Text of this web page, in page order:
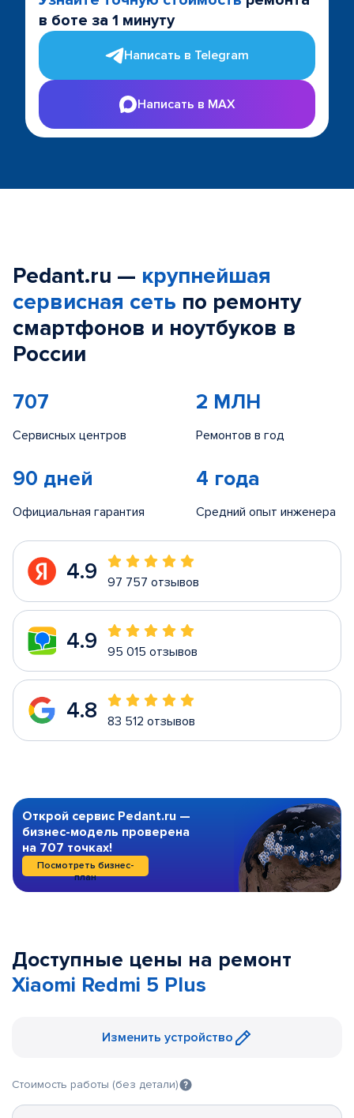
в боте за 1 минуту
Написать в Telegram
Написать в MAX
Pedant.ru — крупнейшая
сервисная сеть по ремонту
смартфонов и ноутбуков в
России
707
Сервисных центров
2 МЛН
Ремонтов в год
90 дней
Официальная гарантия
4 года
Средний опыт инженера
4.9 97 757 отзывов
4.9 95 015 отзывов
4.8 83 512 отзывов
Открой сервис Pedant.ru —
бизнес-модель проверена
на 707 точках!
Посмотреть бизнес-
план
Доступные цены на ремонт
Xiaomi Redmi 5 Plus
Изменить устройство
Стоимость работы (без детали)